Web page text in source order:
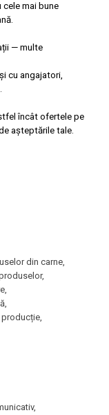
cele mai bune
— multe
cu angajatori,
încât ofertele pe
așteptările tale.
din carne,